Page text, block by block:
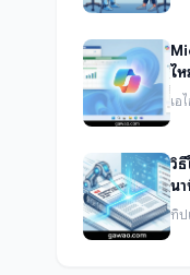
ไ
เอ
วิธี
น
ทิป